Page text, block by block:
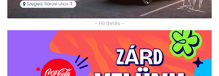
- Hirdetés -